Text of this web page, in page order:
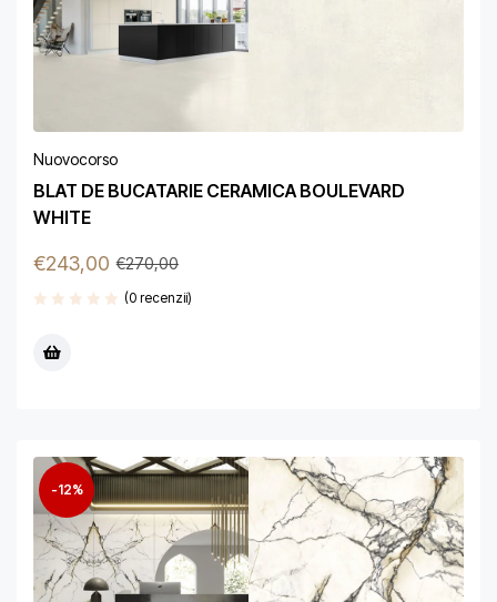
Nuovocorso
BLAT DE BUCATARIE CERAMICA BOULEVARD
WHITE
€270,00
€243,00
(0 recenzii)
-12%